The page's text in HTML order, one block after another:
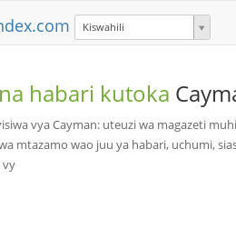
Kiswahili
habari kutoka
vya Cayman: uteuzi wa magazeti
mtazamo wao juu ya habari, uchumi,
vy